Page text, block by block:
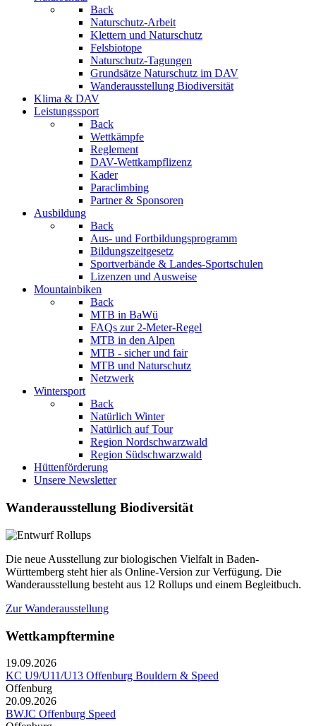
Back
Naturschutz-Arbeit
Klettern und Naturschutz
Felsbiotope
Naturschutz-Tagungen
Grundsätze Naturschutz im DAV
Wanderausstellung Biodiversität
Klima & DAV
Leistungssport
Back
Wettkämpfe
Reglement
DAV-Wettkampflizenz
Kader
Paraclimbing
Partner & Sponsoren
Ausbildung
Back
Aus- und Fortbildungsprogramm
Bildungszeitgesetz
Sportverbände & Landes-Sportschulen
Lizenzen und Ausweise
Mountainbiken
Back
MTB in BaWü
FAQs zur 2-Meter-Regel
MTB in den Alpen
MTB - sicher und fair
MTB und Naturschutz
Netzwerk
Wintersport
Back
Natürlich Winter
Natürlich auf Tour
Region Nordschwarzwald
Region Südschwarzwald
Hüttenförderung
Unsere Newsletter
Wanderausstellung Biodiversität
Die neue Ausstellung zur biologischen Vielfalt in Baden-
Württemberg steht hier als Online-Version zur Verfügung. Die
Wanderausstellung besteht aus 12 Rollups und einem Begleitbuch.
Zur Wanderausstellung
Wettkampftermine
19.09.2026
KC U9/U11/U13 Offenburg Bouldern & Speed
Offenburg
20.09.2026
BWJC Offenburg Speed